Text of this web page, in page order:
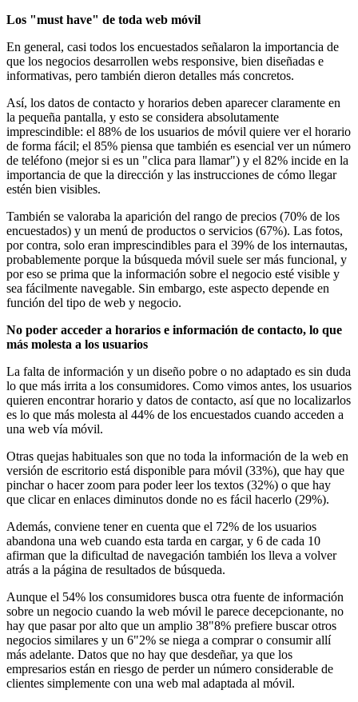
Los "must have" de toda web móvil
En general, casi todos los encuestados señalaron la importancia de
que los negocios desarrollen webs responsive, bien diseñadas e
informativas, pero también dieron detalles más concretos.
Así, los datos de contacto y horarios deben aparecer claramente en
la pequeña pantalla, y esto se considera absolutamente
imprescindible: el 88% de los usuarios de móvil quiere ver el horario
de forma fácil; el 85% piensa que también es esencial ver un número
de teléfono (mejor si es un "clica para llamar") y el 82% incide en la
importancia de que la dirección y las instrucciones de cómo llegar
estén bien visibles.
También se valoraba la aparición del rango de precios (70% de los
encuestados) y un menú de productos o servicios (67%). Las fotos,
por contra, solo eran imprescindibles para el 39% de los internautas,
probablemente porque la búsqueda móvil suele ser más funcional, y
por eso se prima que la información sobre el negocio esté visible y
sea fácilmente navegable. Sin embargo, este aspecto depende en
función del tipo de web y negocio.
No poder acceder a horarios e información de contacto, lo que
más molesta a los usuarios
La falta de información y un diseño pobre o no adaptado es sin duda
lo que más irrita a los consumidores. Como vimos antes, los usuarios
quieren encontrar horario y datos de contacto, así que no localizarlos
es lo que más molesta al 44% de los encuestados cuando acceden a
una web vía móvil.
Otras quejas habituales son que no toda la información de la web en
versión de escritorio está disponible para móvil (33%), que hay que
pinchar o hacer zoom para poder leer los textos (32%) o que hay
que clicar en enlaces diminutos donde no es fácil hacerlo (29%).
Además, conviene tener en cuenta que el 72% de los usuarios
abandona una web cuando esta tarda en cargar, y 6 de cada 10
afirman que la dificultad de navegación también los lleva a volver
atrás a la página de resultados de búsqueda.
Aunque el 54% los consumidores busca otra fuente de información
sobre un negocio cuando la web móvil le parece decepcionante, no
hay que pasar por alto que un amplio 38"8% prefiere buscar otros
negocios similares y un 6"2% se niega a comprar o consumir allí
más adelante. Datos que no hay que desdeñar, ya que los
empresarios están en riesgo de perder un número considerable de
clientes simplemente con una web mal adaptada al móvil.